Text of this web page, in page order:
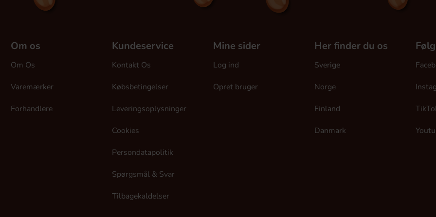
Om os
Om Os
Varemærker
Forhandlere
Kundeservice
Kontakt Os
Købsbetingelser
Leveringsoplysninger
Cookies
Persondatapolitik
Spørgsmål & Svar
Tilbagekaldelser
Mine sider
Log ind
Opret bruger
Her finder du os
Sverige
Norge
Finland
Danmark